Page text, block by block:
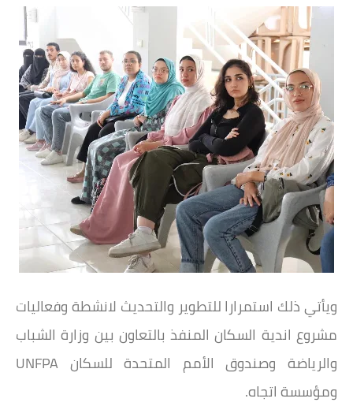
ويأتي ذلك استمرارا للتطوير والتحديث لانشطة وفعاليات
مشروع اندية السكان المنفذ بالتعاون بين وزارة الشباب
والرياضة وصندوق الأمم المتحدة للسكان UNFPA
ومؤسسة اتجاه.